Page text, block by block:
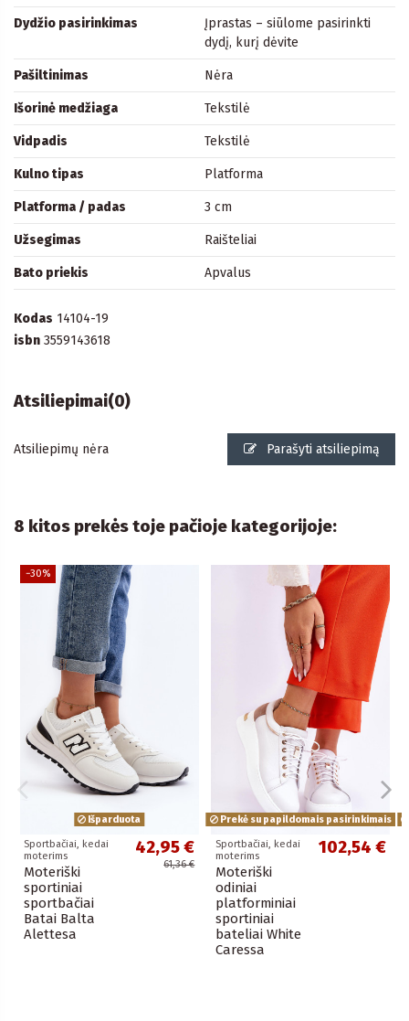
Dydžio pasirinkimas
Įprastas – siūlome pasirinkti
dydį, kurį dėvite
Pašiltinimas Nėra
Išorinė medžiaga Tekstilė
Vidpadis Tekstilė
Kulno tipas Platforma
Platforma / padas 3 cm
Užsegimas Raišteliai
Bato priekis Apvalus
Kodas 14104-19
isbn 3559143618
Atsiliepimai(0)
Atsiliepimų nėra Parašyti atsiliepimą
8 kitos prekės toje pačioje kategorijoje:
−30%
Išparduota
Sportbačiai, kedai
moterims
Moteriški
sportiniai
sportbačiai
Batai Balta
Alettesa
42,95 €
61,36 €
Prekė su papildomais pasirinkimais
Sportbačiai, kedai
moterims
Moteriški
odiniai
platforminiai
sportiniai
bateliai White
Caressa
102,54 €